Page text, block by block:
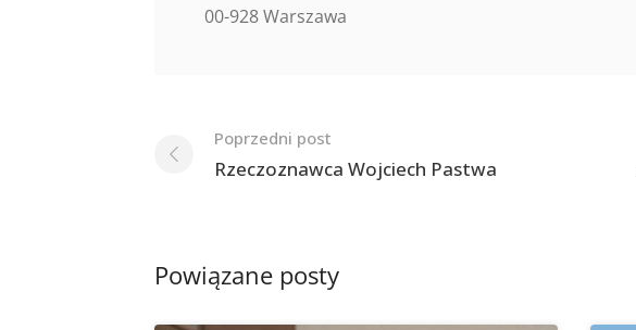
00-928 Warszawa
Nawigacja
po
Poprzedni post
Rzeczoznawca Wojciech Pastwa
Powiązane posty